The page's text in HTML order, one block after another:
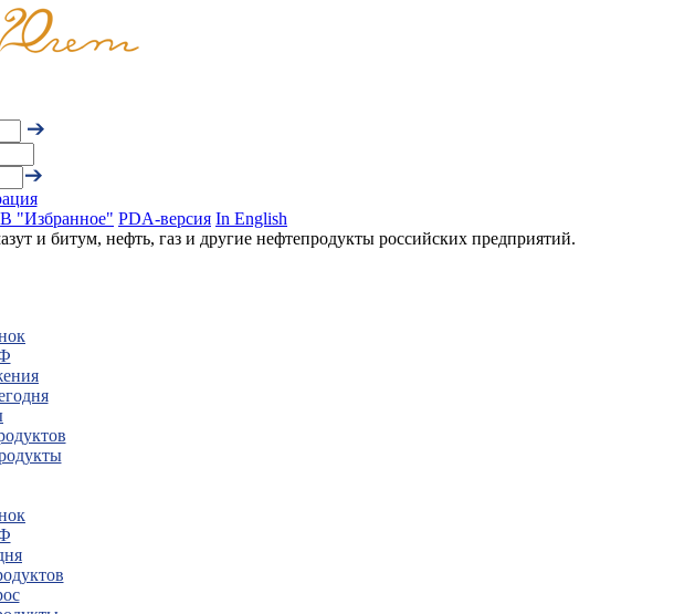
В "Избранное" PDA-версия In English
и битум, нефть, газ и другие нефтепродукты российских предприятий.